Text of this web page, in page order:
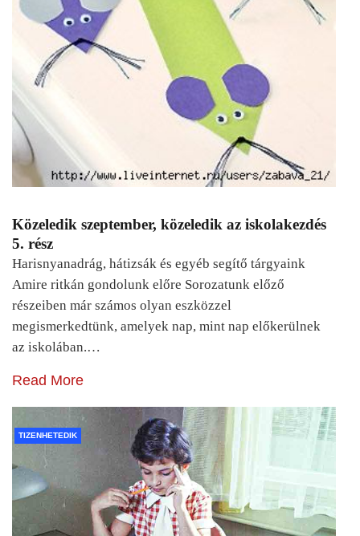
Közeledik szeptember, közeledik az iskolakezdés
5. rész
Harisnyanadrág, hátizsák és egyéb segítő tárgyaink
Amire ritkán gondolunk előre Sorozatunk előző
részeiben már számos olyan eszközzel
megismerkedtünk, amelyek nap, mint nap előkerülnek
az iskolában.…
Read More
TIZENHETEDIK